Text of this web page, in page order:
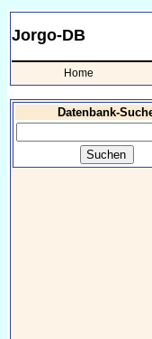
Jorgo-DB
Home
Datenbank-